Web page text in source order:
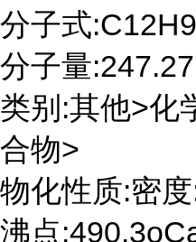
分子式
分子量:247.27
类别:其他>化
合物>
物化性质:密
沸点